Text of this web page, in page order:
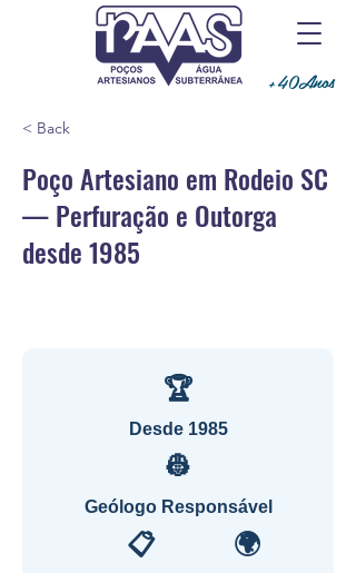
+40Anos
< Back
Poço Artesiano em Rodeio SC
— Perfuração e Outorga
desde 1985
🏆
Desde 1985
👷
Geólogo Responsável
📋 🌍